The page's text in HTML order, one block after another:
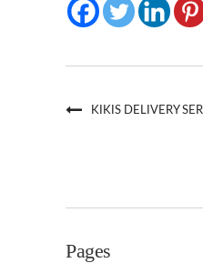
KIKIS DELIVERY
Pages